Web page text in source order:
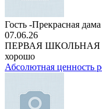
Гость -Прекрасная дама
07.06.26
ПЕРВАЯ ШКОЛЬНАЯ
хорошо
Абсолютная ценность